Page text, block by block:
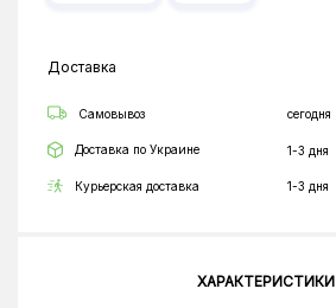
Доставка
Самовывоз сегодня
Доставка по Украине 1-3 дня
Курьерская доставка 1-3 дня
ХАРАКТЕРИСТИКИ